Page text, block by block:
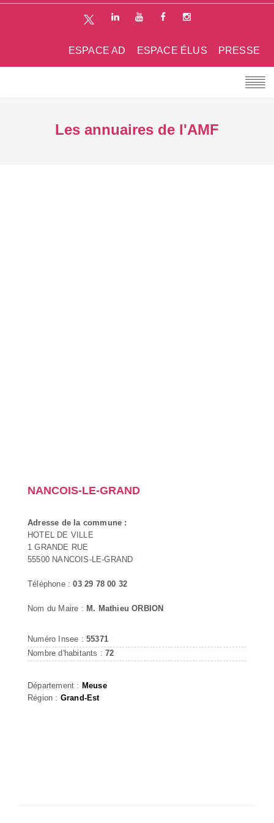
PRESSE
ESPACE ÉLUS
ESPACE AD
Les annuaires de l'AMF
NANCOIS-LE-GRAND
Adresse de la commune :
HOTEL DE VILLE
1 GRANDE RUE
55500 NANCOIS-LE-GRAND
Téléphone :03 29 78 00 32
Nom du Maire : M. Mathieu ORBION
Numéro Insee : 55371
Nombre d'habitants :72
Département : Meuse
Région : Grand-Est